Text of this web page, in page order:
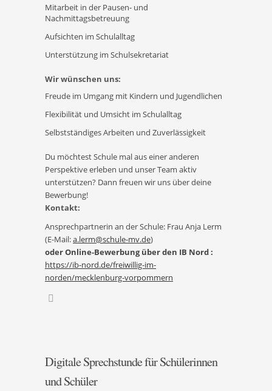
Mitarbeit in der Pausen- und
Nachmittagsbetreuung
Aufsichten im Schulalltag
Unterstützung im Schulsekretariat
Wir wünschen uns:
Freude im Umgang mit Kindern und Jugendlichen
Flexibilität und Umsicht im Schulalltag
Selbstständiges Arbeiten und Zuverlässigkeit
Du möchtest Schule mal aus einer anderen
Perspektive erleben und unser Team aktiv
unterstützen? Dann freuen wir uns über deine
Bewerbung!
Kontakt:
Ansprechpartnerin an der Schule: Frau Anja Lerm
(E-Mail:a.lerm@schule-mv.de)
oder Online-Bewerbung über den IB Nord :
https://ib-nord.de/freiwillig-im-
norden/mecklenburg-vorpommern
Digitale Sprechstunde für Schülerinnen
und Schüler